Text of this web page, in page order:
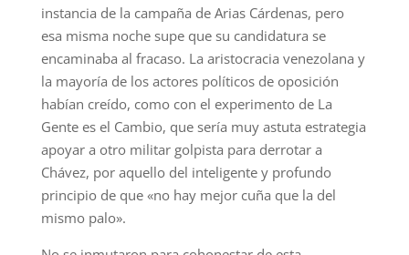
instancia de la campaña de Arias Cárdenas, pero
esa misma noche supe que su candidatura se
encaminaba al fracaso. La aristocracia venezolana y
la mayoría de los actores políticos de oposición
habían creído, como con el experimento de La
Gente es el Cambio, que sería muy astuta estrategia
apoyar a otro militar golpista para derrotar a
Chávez, por aquello del inteligente y profundo
principio de que «no hay mejor cuña que la del
mismo palo».